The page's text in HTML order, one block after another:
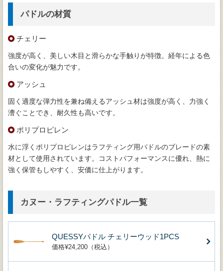
パドルの材質
チェリー
強度が高く、美しい木目と滑らかな手触りが特徴。経年による色
合いの変化が魅力です。
アッシュ
固く適度な弾力性を兼ね備えるアッシュ材は強度が高く、力強く
漕ぐことでき、耐久性も高いです。
ポリプロピレン
水に浮くポリプロピレンはラフティング用パドルのブレードの素
材として使用されています。コストパフォーマンスに優れ、熱に
強く保管もしやすく、安価に仕上がります。
カヌー・ラフティングパドル一覧
QUESSYパドル チェリーウッド1PCS
価格¥24,200（税込）